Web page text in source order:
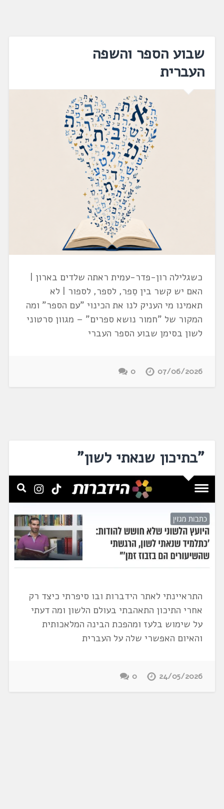
שבוע הספר והשפה
העברית
כשגלילה רון-פדר-עמית ראתה שלדים בארון |
האם יש קשר בין סֵפר, לספר, לספור | לא
תאמינו מי העניק לנו את הכינוי "עם הספר" ומה
המקור של "חמור נושא ספרים" – מגוון סרטוני
לשון בסימן שבוע הספר העברי
07/06/2026
0
"בתיכון שנאתי לשון"
התראיינתי לאתר הידברות ובו סיפרתי כיצד רק
אחרי התיכון התאהבתי בעולם הלשון ומה דעתי
על שימוש בלעז ומהפכת הבינה המלאכותית
והאיום האפשרי שלה על העברית
24/05/2026
0